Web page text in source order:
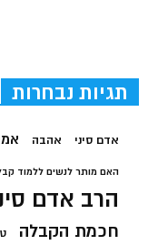
תגיות נבחרות
אדם סיני אהבה
האם מותר לנשים ללמוד
הרב אדם
חכמת הקבלה